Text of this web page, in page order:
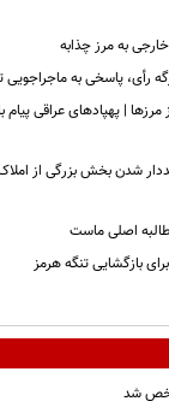
خارجی به مرز چذابه
رأی، پاسخی به ماجراجویی
| پهپادهای عراقی پیام
شدن بخش بزرگی از
اصلی ماست
بازگشایی تنگه هرمز
شد